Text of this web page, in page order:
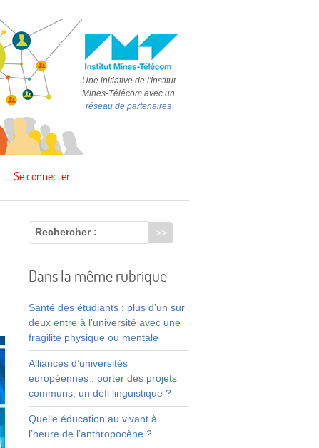
Une initiative de l'Institut
Mines-Télécom avec un
réseau de partenaires
Se connecter
Rechercher :
Dans la même rubrique
Santé des étudiants : plus d’un sur
deux entre à l’université avec une
fragilité physique ou mentale
Alliances d’universités
européennes : porter des projets
communs, un défi linguistique ?
Quelle éducation au vivant à
l’heure de l’anthropocène ?